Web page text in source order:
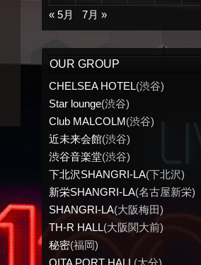
« 5月
7月 »
OUR GROUP
CHELSEA HOTEL(渋谷)
Star lounge(渋谷)
Club MALCOLM(渋谷)
近未来会館(渋谷)
渋谷音楽堂(渋谷)
下北沢SHANGRI-LA(下北沢)
新栄SHANGRI-LA(名古屋新栄)
SHANGRI-LA(大阪梅田)
TH-R HALL(大阪関大前)
秘密(福岡)
OITA PORT HALL (大分)